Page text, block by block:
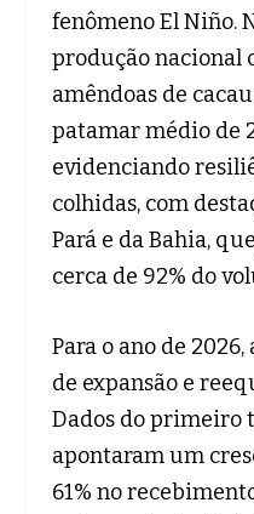
fenômeno El Niño.
produção nacional
amêndoas de
patamar médio de
evidenciando
colhidas, com
Pará e da Bahia,
cerca de 92% do
Para o ano de
de expansão e
Dados do primeiro
apontaram um
61% no